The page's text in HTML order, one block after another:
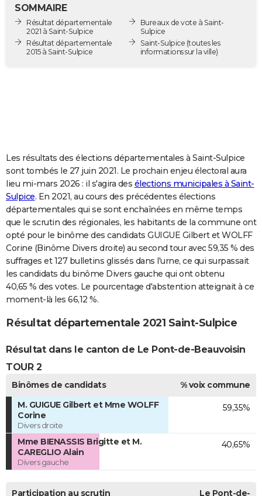
Destinations
City break
Voyage nature
Voyage de noces
Forum
Climat
GUIDES D'ACHAT
COPAINS D'AVANT
AVIS DE DÉCÈS
FORUM
Bricolage
Lifestyle
Culture
Sport
Auto
Television
Voyage
Cinema
SOMMAIRE
Résultat départementale
2021 à Saint-Sulpice
Résultat départementale
2015 à Saint-Sulpice
Bureaux de vote à Saint-
Sulpice
Saint-Sulpice (toutes les
informations sur la ville)
Les résultats des élections départementales à Saint-Sulpice
sont tombés le 27 juin 2021. Le prochain enjeu électoral aura
lieu mi-mars 2026 : il s'agira des élections municipales à Saint-
Sulpice. En 2021, au cours des précédentes élections
départementales qui se sont enchaînées en même temps
que le scrutin des régionales, les habitants de la commune ont
opté pour le binôme des candidats GUIGUE Gilbert et WOLFF
Corine (Binôme Divers droite) au second tour avec 59,35 % des
suffrages et 127 bulletins glissés dans l'urne, ce qui surpassait
les candidats du binôme Divers gauche qui ont obtenu
40,65 % des votes. Le pourcentage d'abstention atteignait à ce
moment-là les 66,12 %.
Résultat départementale 2021 Saint-Sulpice
Résultat dans le canton de Le Pont-de-Beauvoisin
TOUR 2
Binômes de candidats
% voix commune
M. GUIGUE Gilbert et Mme WOLFF
Corine
Divers droite
59,35%
Mme BIENASSIS Brigitte et M.
CAREGLIO Alain
Divers gauche
40,65%
Participation au scrutin
Le Pont-de-